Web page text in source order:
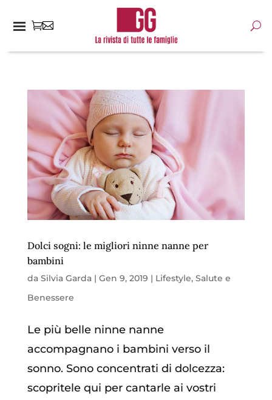
Dolci sogni: le migliori ninne nanne per
bambini
da Silvia Garda| Gen 9, 2019 | Lifestyle, Salute e
Benessere
Le più belle ninne nanne
accompagnano i bambini verso il
sonno. Sono concentrati di dolcezza:
scopritele qui per cantarle ai vostri